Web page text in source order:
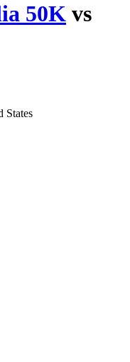
50K vs
States